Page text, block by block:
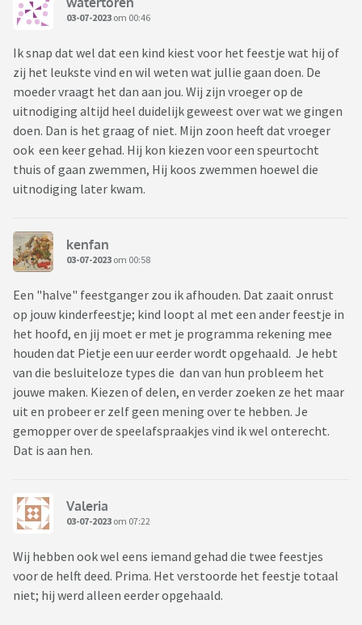
03-07-2023 om 00:46
Ik snap dat wel dat een kind kiest voor het feestje wat hij of
zij het leukste vind en wil weten wat jullie gaan doen. De
moeder vraagt het dan aan jou. Wij zijn vroeger op de
uitnodiging altijd heel duidelijk geweest over wat we gingen
doen. Dan is het graag of niet. Mijn zoon heeft dat vroeger
ook een keer gehad. Hij kon kiezen voor een speurtocht
thuis of gaan zwemmen, Hij koos zwemmen hoewel die
uitnodiging later kwam.
kenfan
03-07-2023 om 00:58
Een "halve" feestganger zou ik afhouden. Dat zaait onrust
op jouw kinderfeestje; kind loopt al met een ander feestje in
het hoofd, en jij moet er met je programma rekening mee
houden dat Pietje een uur eerder wordt opgehaald. Je hebt
van die besluiteloze types die dan van hun probleem het
jouwe maken. Kiezen of delen, en verder zoeken ze het maar
uit en probeer er zelf geen mening over te hebben. Je
gemopper over de speelafspraakjes vind ik wel onterecht.
Dat is aan hen.
Valeria
03-07-2023 om 07:22
Wij hebben ook wel eens iemand gehad die twee feestjes
voor de helft deed. Prima. Het verstoorde het feestje totaal
niet; hij werd alleen eerder opgehaald.